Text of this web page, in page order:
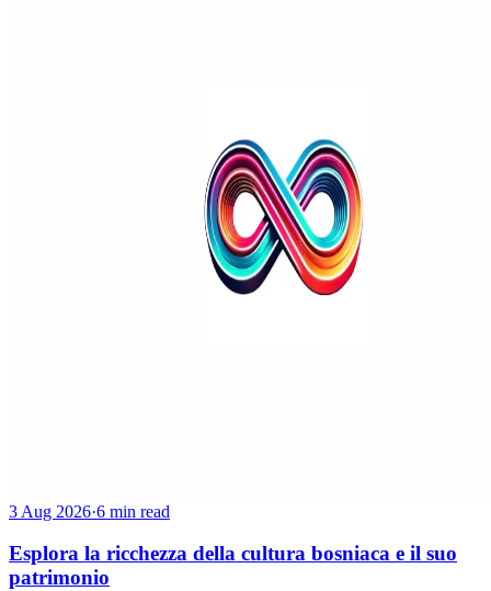
3 Aug 2026·6 min read
Esplora la ricchezza della cultura bosniaca e il suo
patrimonio